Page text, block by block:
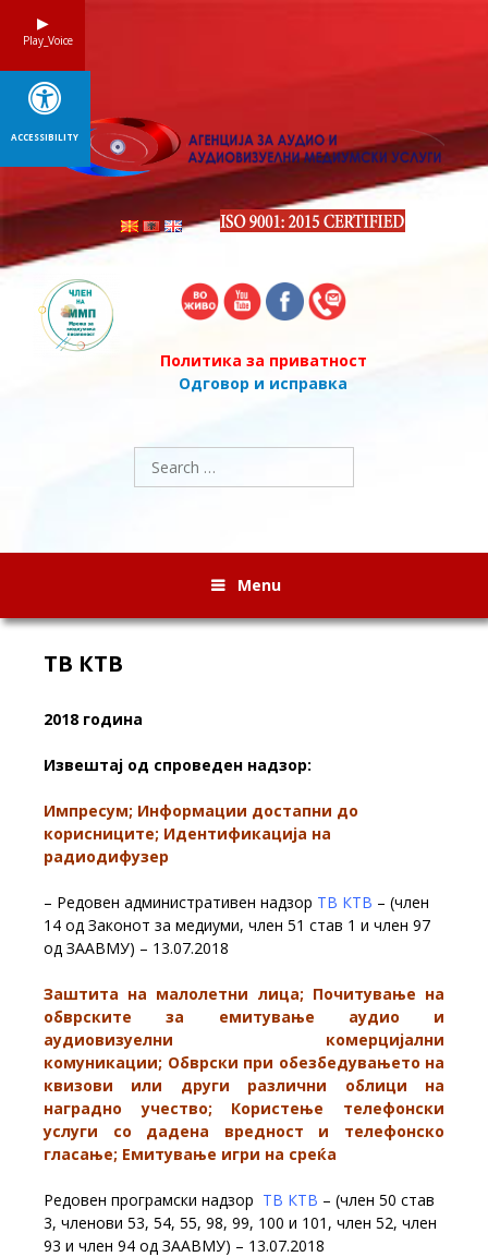
Политика за приватност
Одговор и исправка
Search
for:
Menu
ТВ КТВ
2018 година
Извештај од спроведен надзор:
Импресум; Информации достапни до
корисниците; Идентификација на
радиодифузер
– Редовен административен надзор ТВ КТВ – (член
14 од Законот за медиуми, член 51 став 1 и член 97
од ЗААВМУ) – 13.07.2018
Заштита на малолетни лица; Почитување на
обврските за емитување аудио и
аудиовизуелни комерцијални
комуникации; Обврски при обезбедувањето на
квизови или други различни облици на
наградно учество; Користење телефонски
услуги со дадена вредност и телефонско
гласање; Eмитување игри на среќа
Редовен програмски надзор ТВ КТВ – (член 50 став
3, членови 53, 54, 55, 98, 99, 100 и 101, член 52, член
93 и член 94 од ЗААВМУ) – 13.07.2018
Play_Voice
ACCESSIBILITY